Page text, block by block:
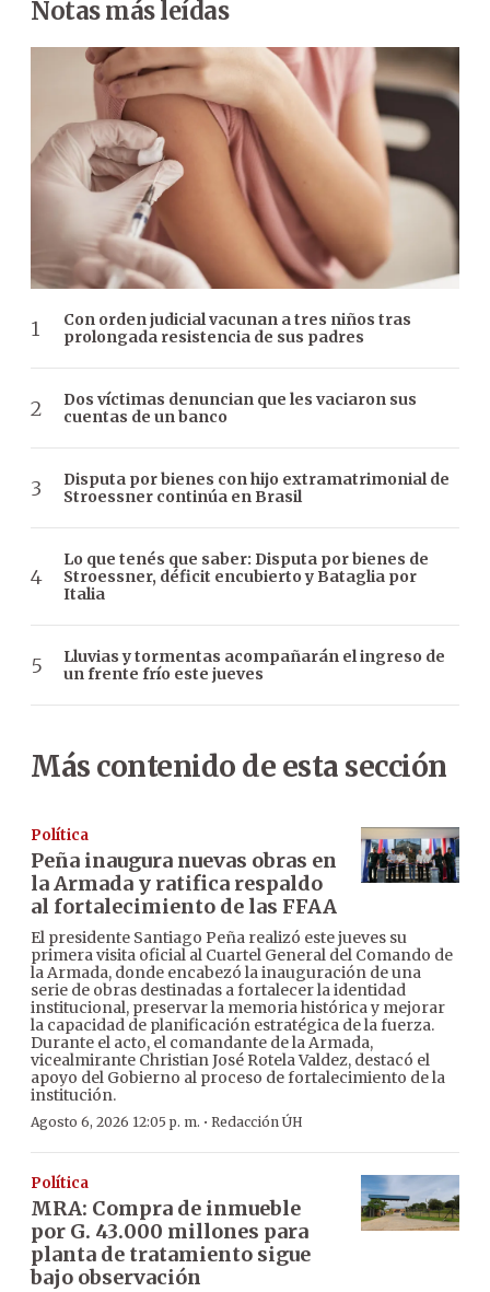
Notas más leídas
Con orden judicial vacunan a tres niños tras
prolongada resistencia de sus padres
Dos víctimas denuncian que les vaciaron sus
cuentas de un banco
Disputa por bienes con hijo extramatrimonial de
Stroessner continúa en Brasil
Lo que tenés que saber: Disputa por bienes de
Stroessner, déficit encubierto y Bataglia por
Italia
Lluvias y tormentas acompañarán el ingreso de
un frente frío este jueves
Más contenido de esta sección
Política
Peña inaugura nuevas obras en
la Armada y ratifica respaldo
al fortalecimiento de las FFAA
El presidente Santiago Peña realizó este jueves su
primera visita oficial al Cuartel General del Comando de
la Armada, donde encabezó la inauguración de una
serie de obras destinadas a fortalecer la identidad
institucional, preservar la memoria histórica y mejorar
la capacidad de planificación estratégica de la fuerza.
Durante el acto, el comandante de la Armada,
vicealmirante Christian José Rotela Valdez, destacó el
apoyo del Gobierno al proceso de fortalecimiento de la
institución.
Agosto 6, 2026 12:05 p. m. · Redacción ÚH
Política
MRA: Compra de inmueble
por G. 43.000 millones para
planta de tratamiento sigue
bajo observación